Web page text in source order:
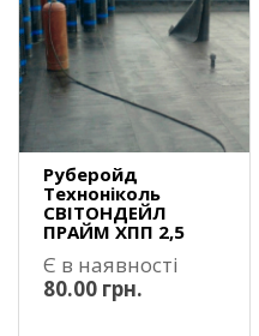
Руберойд
Техноніколь
СВІТОНДЕЙЛ
ПРАЙМ ХПП 2,5
Є в наявності
80.00 грн.